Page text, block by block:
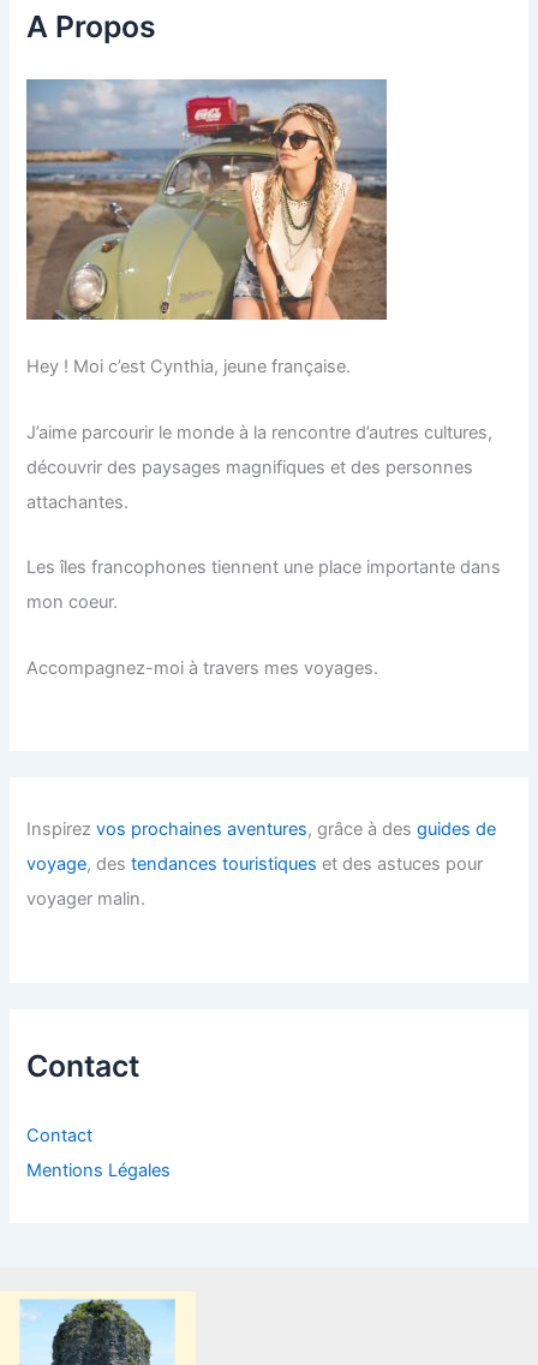
A Propos
Hey ! Moi c’est Cynthia, jeune française.
J’aime parcourir le monde à la rencontre d’autres cultures,
découvrir des paysages magnifiques et des personnes
attachantes.
Les îles francophones tiennent une place importante dans
mon coeur.
Accompagnez-moi à travers mes voyages.
Inspirezvos prochaines aventures, grâce à desguides de
voyage, destendances touristiques et des astuces pour
voyager malin.
Contact
Contact
Mentions Légales